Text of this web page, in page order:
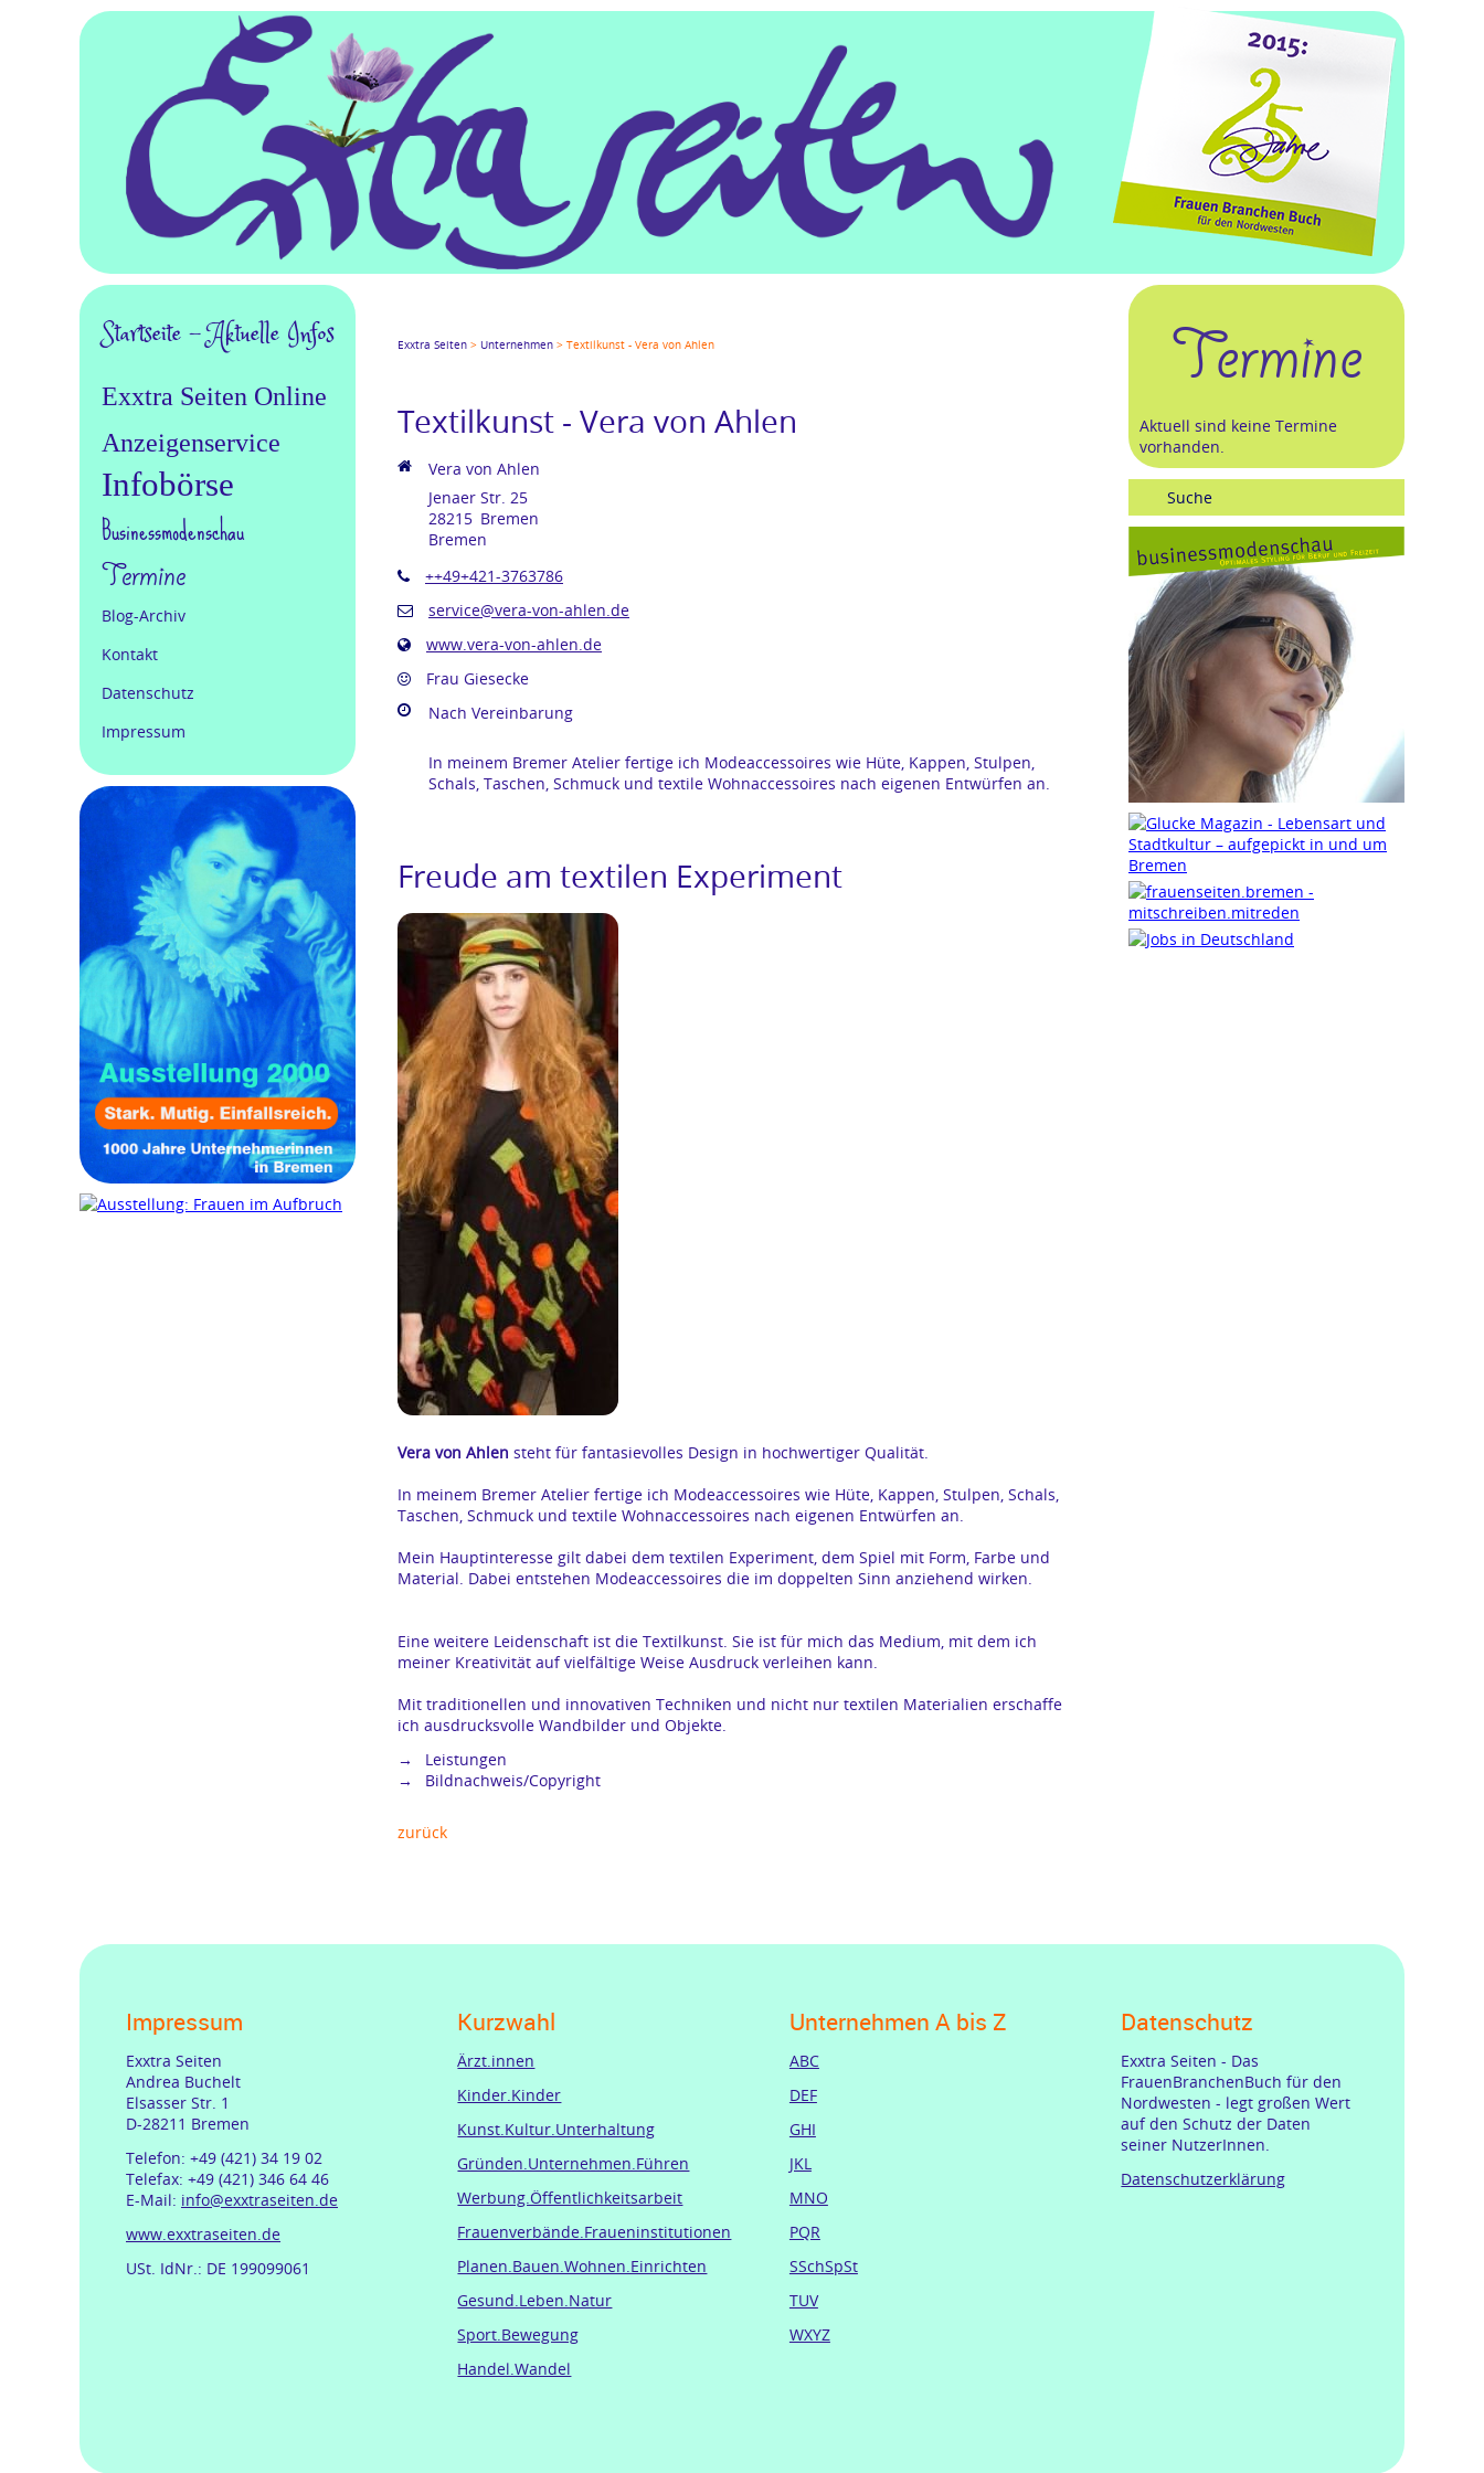
Exxtra Seiten Unternehmen Textilkunst - Vera von Ahlen
Textilkunst - Vera von Ahlen
Vera von Ahlen
Jenaer Str. 25
28215 Bremen
Bremen
++49+421-3763786
service@vera-von-ahlen.de
www.vera-von-ahlen.de
Frau Giesecke
Nach Vereinbarung
In meinem Bremer Atelier fertige ich Modeaccessoires wie Hüte, Kappen, Stulpen,
Schals, Taschen, Schmuck und textile Wohnaccessoires nach eigenen Entwürfen an.
Freude am textilen Experiment
Vera von Ahlen steht für fantasievolles Design in hochwertiger Qualität.
In meinem Bremer Atelier fertige ich Modeaccessoires wie Hüte, Kappen, Stulpen, Schals,
Taschen, Schmuck und textile Wohnaccessoires nach eigenen Entwürfen an.
Mein Hauptinteresse gilt dabei dem textilen Experiment, dem Spiel mit Form, Farbe und
Material. Dabei entstehen Modeaccessoires die im doppelten Sinn anziehend wirken.
Eine weitere Leidenschaft ist die Textilkunst. Sie ist für mich das Medium, mit dem ich
meiner Kreativität auf vielfältige Weise Ausdruck verleihen kann.
Mit traditionellen und innovativen Techniken und nicht nur textilen Materialien erschaffe
ich ausdrucksvolle Wandbilder und Objekte.
Leistungen
Bildnachweis/Copyright
zurück
überspringen
Startseite - Aktuelle Infos
Exxtra Seiten Online
Anzeigenservice
Infobörse
Businessmodenschau
Termine
Blog-Archiv
Kontakt
Datenschutz
Impressum
Termine
Aktuell sind keine Termine
vorhanden.
Impressum
Exxtra Seiten
Andrea Buchelt
Elsasser Str. 1
D-28211 Bremen
Telefon: +49 (421) 34 19 02
Telefax: +49 (421) 346 64 46
E-Mail: info@exxtraseiten.de
www.exxtraseiten.de
USt. IdNr.: DE 199099061
Kurzwahl
Ärzt.innen
Kinder.Kinder
Kunst.Kultur.Unterhaltung
Gründen.Unternehmen.Führen
Werbung.Öffentlichkeitsarbeit
Frauenverbände.Fraueninstitutionen
Planen.Bauen.Wohnen.Einrichten
Gesund.Leben.Natur
Sport.Bewegung
Handel.Wandel
Unternehmen A bis Z
ABC
DEF
GHI
JKL
MNO
PQR
SSchSpSt
TUV
WXYZ
Datenschutz
Exxtra Seiten - Das
FrauenBranchenBuch für den
Nordwesten - legt großen Wert
auf den Schutz der Daten
seiner NutzerInnen.
Datenschutzerklärung